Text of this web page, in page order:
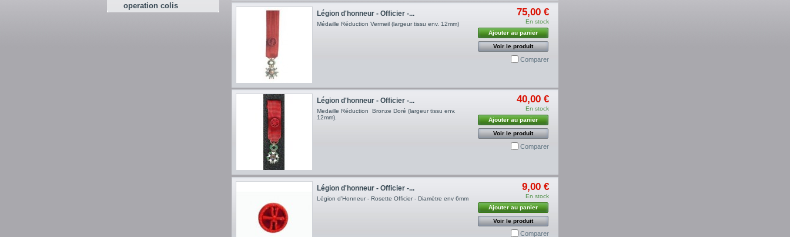
operation colis
Légion d'honneur - Officier -...
Médaille Réduction Vermeil (largeur tissu env. 12mm)
75,00 €
En stock
Ajouter au panier
Voir le produit
Comparer
Légion d'honneur - Officier -...
Medaille Réduction Bronze Doré (largeur tissu env.
12mm) .
40,00 €
En stock
Ajouter au panier
Voir le produit
Comparer
Légion d'honneur - Officier -...
Légion d'Honneur - Rosette Officier - Diamètre env 6mm
9,00 €
En stock
Ajouter au panier
Voir le produit
Comparer